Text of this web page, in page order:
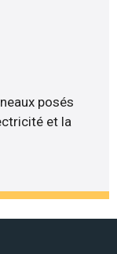
posés
et la